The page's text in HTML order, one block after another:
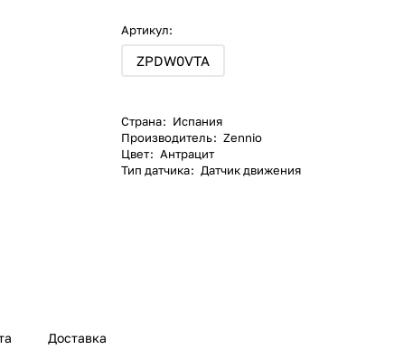
Артикул:
ZPDW0VTA
Страна: Испания
Производитель: Zennio
Цвет: Антрацит
Тип датчика: Датчик движения
Доставка